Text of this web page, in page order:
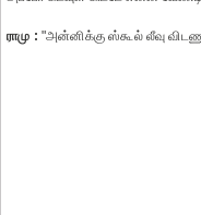
ராமு : "அன்னிக்கு ஸ்கூல் லீவு